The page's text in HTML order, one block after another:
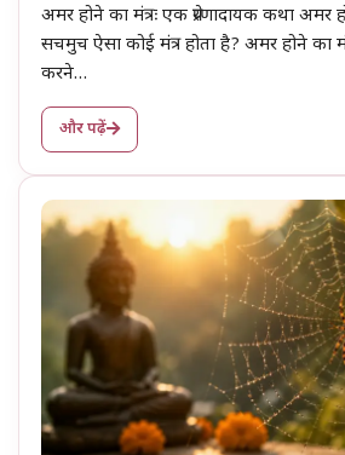
अमर होने का मंत्रः एक प्रेरणादायक कथा अमर
सचमुच ऐसा कोई मंत्र होता है? अमर होने का
करने…
और पढ़ें